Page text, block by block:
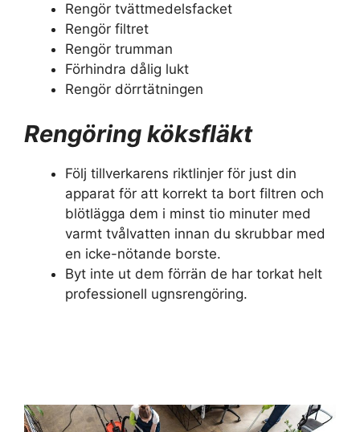
Rengör tvättmedelsfacket
Rengör filtret
Rengör trumman
Förhindra dålig lukt
Rengör dörrtätningen
Rengöring köksfläkt
Följ tillverkarens riktlinjer för just din
apparat för att korrekt ta bort filtren och
blötlägga dem i minst tio minuter med
varmt tvålvatten innan du skrubbar med
en icke-nötande borste.
Byt inte ut dem förrän de har torkat helt
professionell ugnsrengöring.